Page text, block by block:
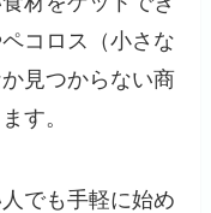
コロス（小さな
見つからない商
す。
でも手軽に始め